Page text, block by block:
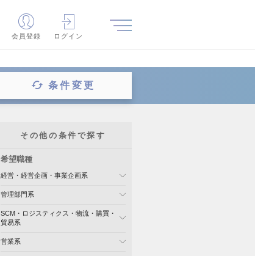
会員登録 ログイン
条件変更
その他の条件で探す
希望職種
経営・経営企画・事業企画系
管理部門系
SCM・ロジスティクス・物流・購買・
貿易系
営業系